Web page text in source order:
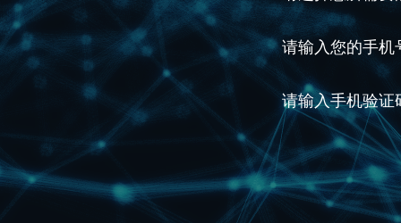
请输入您的手机
请输入手机验证